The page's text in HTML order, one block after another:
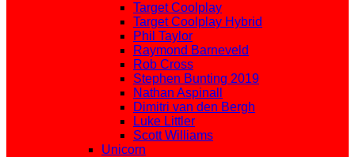
Target Coolplay
Target Coolplay Hybrid
Phil Taylor
Raymond Barneveld
Rob Cross
Stephen Bunting 2019
Nathan Aspinall
Dimitri van den Bergh
Luke Littler
Scott Williams
Unicorn